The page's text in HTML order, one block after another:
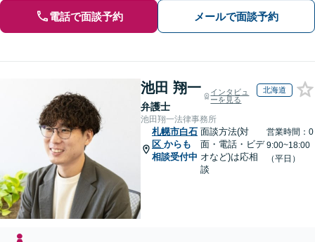
電話で面談予約 メールで面談予約
池田 翔一
弁護士
インタビュ
ーを見る
北海道
池田翔一法律事務所
札幌市白石
区 からも
相談受付中
面談方法(対
面・電話・ビデ
オなど)は応相
談
営業時間：0
9:00~18:00
（平日）